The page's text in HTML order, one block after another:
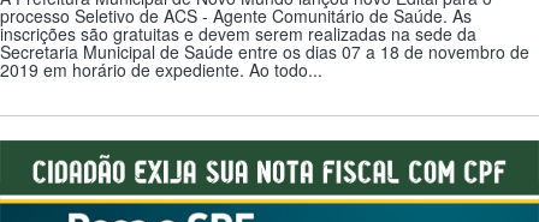
processo Seletivo de ACS - Agente Comunitário de Saúde. As
inscrições são gratuitas e devem serem realizadas na sede da
Secretaria Municipal de Saúde entre os dias 07 a 18 de novembro de
2019 em horário de expediente. Ao todo...